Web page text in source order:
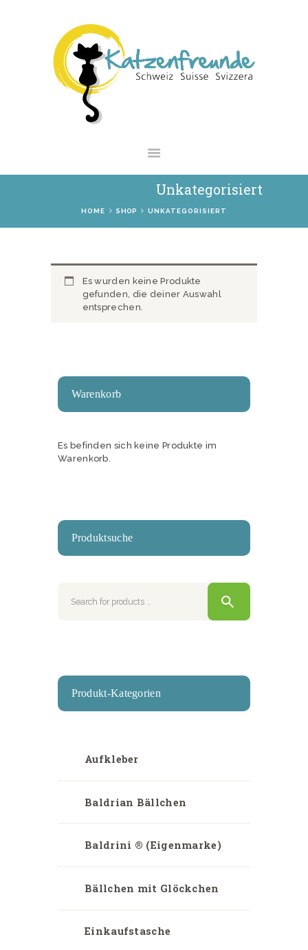
Unkategorisiert
HOME SHOP UNKATEGORISIERT
NEWS
VERMITTLUNG
INTERESSANTES
SHOP
Es wurden keine Produkte
gefunden, die deiner Auswahl
entsprechen.
Warenkorb
Es befinden sich keine Produkte im
Warenkorb.
Produktsuche
Produkt-Kategorien
Aufkleber
Baldrian Bällchen
Baldrini ® (Eigenmarke)
Bällchen mit Glöckchen
Einkaufstasche